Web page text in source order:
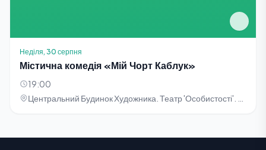
Неділя, 30 серпня
Містична комедія «Мій Чорт Каблук»
19:00